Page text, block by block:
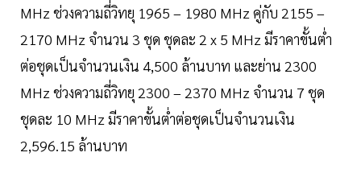
MHz ช่วงความถี่วิทยุ 1965 – 1980 MHz คู่กับ 2155 –
2170 MHz จำนวน 3 ชุด ชุดละ 2 x 5 MHz มีราคาขั้นต่ำ
ต่อชุดเป็นจำนวนเงิน 4,500 ล้านบาท และย่าน 2300
MHz ช่วงความถี่วิทยุ 2300 – 2370 MHz จำนวน 7 ชุด
ชุดละ 10 MHz มีราคาขั้นต่ำต่อชุดเป็นจำนวนเงิน
2,596.15 ล้านบาท